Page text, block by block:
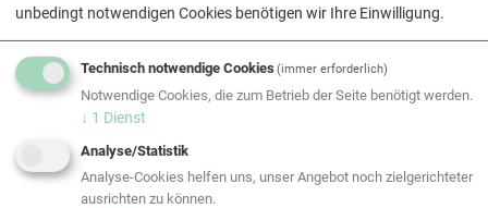
mitgestalten?
Haben wir Ihr Interesse wecken können? Dann laden Sie
direkt hier Ihre aussagekräftigen Bewerbungsunterlagen
Wir freuen uns auf Ihre
unbedingt notwendigen Cookies benötigen wir Ihre Einwilligung.
Technisch notwendige Cookies(immer erforderlich)
Notwendige Cookies, die zum Betrieb der Seite benötigt werden.
↓ 1 Dienst
Analyse/Statistik
Analyse-Cookies helfen uns, unser Angebot noch zielgerichteter
ausrichten zu können.